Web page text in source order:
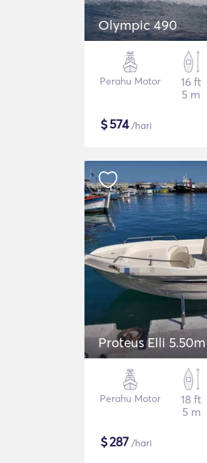
Olympic 490
Perahu Motor
16 ft
5 m
$574/hari
Proteus Elli 5.50m
Perahu Motor
18 ft
5 m
$287 /hari